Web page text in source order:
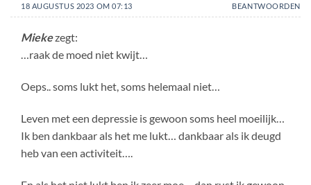
18 AUGUSTUS 2023 OM 07:13 BEANTWOORDEN
Miekezegt:
…raak de moed niet kwijt…
Oeps.. soms lukt het, soms helemaal niet…
Leven met een depressie is gewoon soms heel moeilijk…
Ik ben dankbaar als het me lukt… dankbaar als ik deugd
heb van een activiteit….